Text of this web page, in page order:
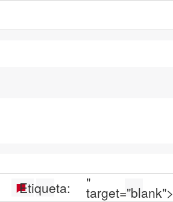
Etiqueta: "
target="blank">